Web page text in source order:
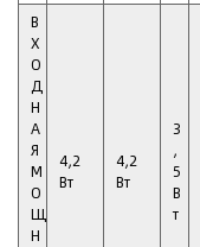
В
Х
О
Д
Н
А
Я
М
О
Щ
Н
4,2
Вт
4,2
Вт
3
,
5
В
т